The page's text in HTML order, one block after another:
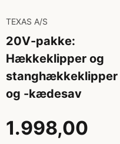
TEXAS A/S
20V-pakke:
Hækkeklipper og
stanghækkeklipper
og -kædesav
1.998,00